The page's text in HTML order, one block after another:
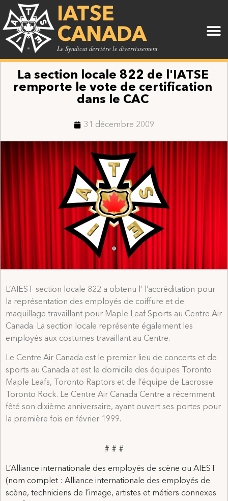
IATSE
CANADA
Le Syndicat derrière le divertissement
La section locale 822 de l'IATSE
remporte le vote de certification
dans le CAC
31 décembre 2009
L’AIEST section locale 822 a obtenu l’ l’accréditation pour
la représentation des employés de coiffure et de
maquillage travaillant pour Maple Leaf Sports au Centre Air
Canada. La section locale représente également les
employés aux costumes travaillant au Centre.
Le Centre Air Canada est le premier lieu de concerts et de
sports au Canada et est le domicile des équipes Toronto
Maple Leafs, Toronto Raptors et de l’équipe de Lacrosse
Toronto Rock. Le Centre Air Canada Centre a récemment
fêté son dixième anniversaire, ayant ouvert ses portes pour
la première fois en février 1999.
# # #
L’Alliance internationale des employés de scène ou AIEST
(nom complet : Alliance internationale des employés de
scène, techniciens de l’image, artistes et métiers connexes